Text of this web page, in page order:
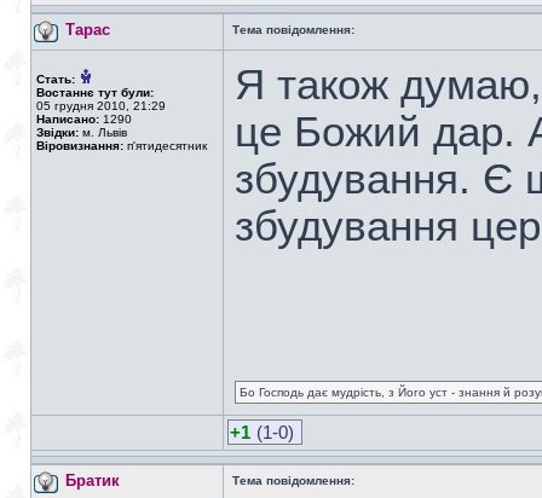
Тарас Тема повідомлення:
Стать:
Востаннє тут були:
05 грудня 2010, 21:29
Написано: 1290
Звідки: м. Львів
Віровизнання: п'ятидесятник
Я також
це Божий дар.
збудування. Є
збудування
Бо Господь дає мудрість, з Його уст - знання й
+1 (1-0)
Братик Тема повідомлення: